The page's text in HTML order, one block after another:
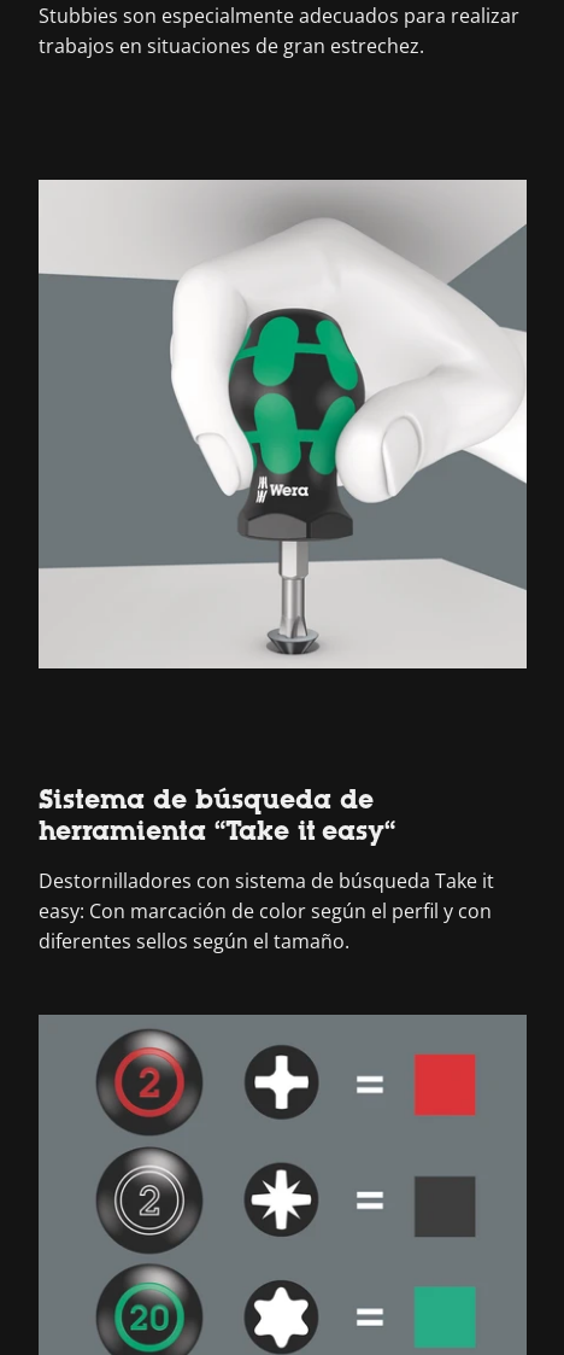
Stubbies son especialmente adecuados para realizar
trabajos en situaciones de gran estrechez.
Sistema de búsqueda de
herramienta “Take it easy“
Destornilladores con sistema de búsqueda Take it
easy: Con marcación de color según el perfil y con
diferentes sellos según el tamaño.